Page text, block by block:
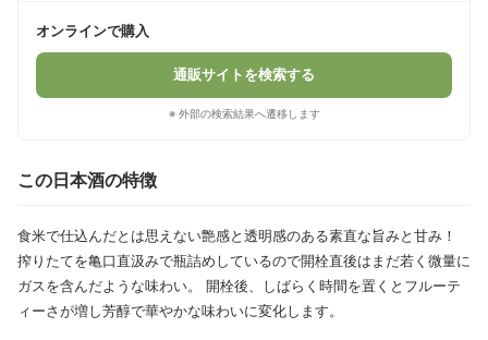
オンラインで購入
通販サイトを検索する
※ 外部の検索結果へ遷移します
この日本酒の特徴
食米で仕込んだとは思えない艶感と透明感のある素直な旨みと甘み！
搾りたてを亀口直汲みで瓶詰めしているので開栓直後はまだ若く微量に
ガスを含んだような味わい。 開栓後、しばらく時間を置くとフルーテ
ィーさが増し芳醇で華やかな味わいに変化します。